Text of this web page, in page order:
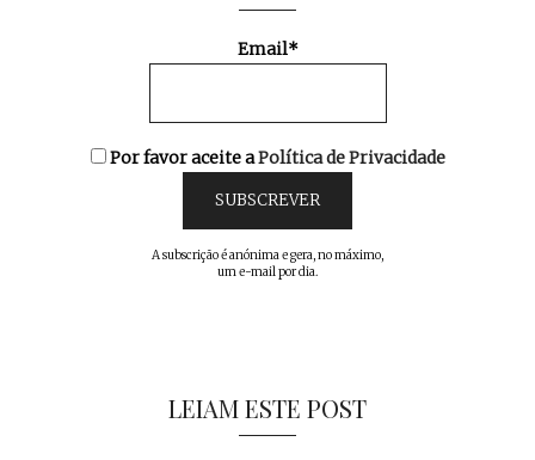
Email*
Por favor aceite aPolítica de Privacidade
A subscrição é anónima e gera, no máximo,
um e-mail por dia.
LEIAM ESTE POST